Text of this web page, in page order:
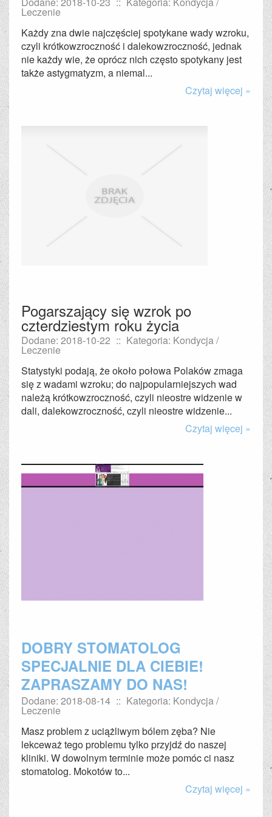
Leczenie
Każdy zna dwie najczęściej spotykane wady wzroku,
czyli krótkowzroczność i dalekowzroczność, jednak
nie każdy wie, że oprócz nich często spotykany jest
także astygmatyzm, a niemal...
Czytaj więcej »
Pogarszający się wzrok po
czterdziestym roku życia
Dodane: 2018-10-22 :: Kategoria: Kondycja /
Leczenie
Statystyki podają, że około połowa Polaków zmaga
się z wadami wzroku; do najpopularniejszych wad
należą krótkowzroczność, czyli nieostre widzenie w
dali, dalekowzroczność, czyli nieostre widzenie...
Czytaj więcej »
DOBRY STOMATOLOG
SPECJALNIE DLA CIEBIE!
ZAPRASZAMY DO NAS!
Dodane: 2018-08-14 :: Kategoria: Kondycja /
Leczenie
Masz problem z uciążliwym bólem zęba? Nie
lekceważ tego problemu tylko przyjdź do naszej
kliniki. W dowolnym terminie może pomóc ci nasz
stomatolog. Mokotów to...
Czytaj więcej »